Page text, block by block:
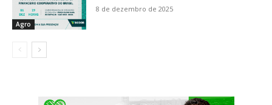
Agro
8 de dezembro de 2025